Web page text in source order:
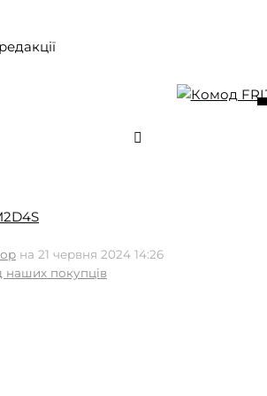
на 21 червня 2024 14:26
наших покупців